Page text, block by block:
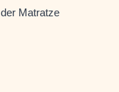
Matratze